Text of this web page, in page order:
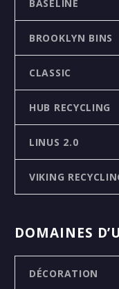
BASELINE
BROOKLYN BINS
CLASSIC
HUB RECYCLING
LINUS 2.0
VIKING
DOMAINES
DÉCORATION